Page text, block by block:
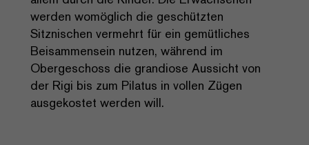
werden womöglich die geschützten
Sitznischen vermehrt für ein gemütliches
Beisammensein nutzen, während im
Obergeschoss die grandiose Aussicht von
der Rigi bis zum Pilatus in vollen Zügen
ausgekostet werden will.